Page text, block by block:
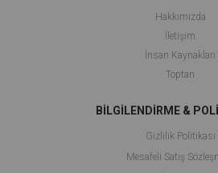
Hakkımızda
İletişim
İnsan Kaynakları
Toptan
BİLGİLENDİRME &
Gizlilik Politikası
Mesafeli Satış